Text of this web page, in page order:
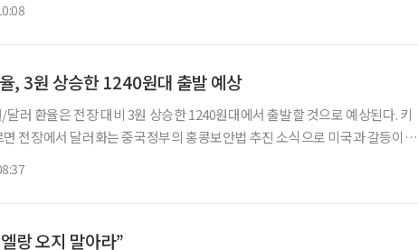
, 3원 상승한 1240원대 출발 예상
러 환율은 전장 대비 3원 상승한 1240원대에서 출발할 것으로 예상된다. 키
전장에서 달러화는 중국정부의 홍콩보안법 추진 소식으로 미국과 갈등이 재
랑 오지 말아라”